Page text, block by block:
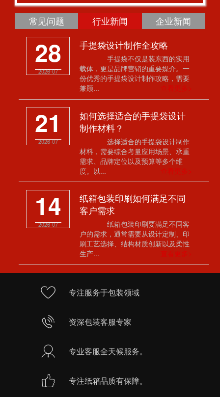
常见问题 行业新闻 企业新闻
28
2026-07
手提袋设计制作全攻略
手提袋不仅是装东西的实用
载体，更是品牌营销的重要媒介。一
份优秀的手提袋设计制作攻略，需要
兼顾...
查看更多>
21
2026-07
如何选择适合的手提袋设计
制作材料？
选择适合的手提袋设计制作
材料，需要综合考量应用场景、承重
需求、品牌定位以及预算等多个维
度。以...
查看更多>
14
2026-07
纸箱包装印刷如何满足不同
客户需求
纸箱包装印刷要满足不同客
户的需求，通常需要从设计定制、印
刷工艺选择、结构材质创新以及柔性
生产...
查看更多>
专注服务于包装领域
资深包装客服专家
专业客服全天候服务。
专注纸箱品质有保障。